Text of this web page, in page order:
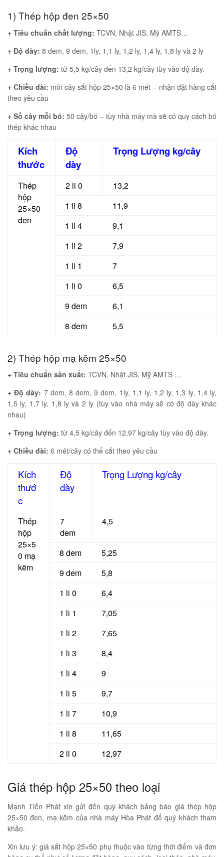
1) Thép hộp đen 25×50
+ Tiêu chuẩn chất lượng: TCVN, Nhật JIS, Mỹ AMTS…
+ Độ dày: 8 dem, 9 dem, 1ly, 1,1 ly, 1,2 ly, 1,4 ly, 1,8 ly và 2 ly
+ Trọng lượng: từ 5,5 kg/cây đến 13,2 kg/cây tùy vào độ dày.
+ Chiều dài: mỗi cây sắt hộp 25×50 là 6 mét – nhận đặt hàng cắt
theo yêu cầu
+ Số cây mỗi bó: 50 cây/bó – tùy nhà máy mà sẽ có quy cách bó
thép khác nhau
Kích
thước
Độ
dày
Trọng Lượng kg/cây
Thép
hộp
25×50
đen
2 li 0
13,2
1 li 8
11,9
1 li 4
9,1
1 li 2
7,9
1 li 1
7
1 li 0
6,5
9 dem
6,1
8 dem
5,5
2) Thép hộp mạ kẽm 25×50
+ Tiêu chuẩn sản xuất: TCVN, Nhật JIS, Mỹ AMTS …
+ Độ dày: 7 dem, 8 dem, 9 dem, 1ly, 1,1 ly, 1,2 ly, 1,3 ly, 1,4 ly,
1,5 ly, 1,7 ly, 1,8 ly và 2 ly (tùy vào nhà máy sẽ có độ dày khác
nhau)
+ Trọng lượng: từ 4,5 kg/cây đến 12,97 kg/cây tùy vào độ dày.
+ Chiều dài: 6 mét/cây có thể cắt theo yêu cầu
Kích
thướ
c
Độ
dày
Trọng Lượng kg/cây
Thép
hộp
25×5
0 mạ
kẽm
7
dem
4,5
8 dem
5,25
9 dem
5,8
1 li 0
6,4
1 li 1
7,05
1 li 2
7,65
1 li 3
8,4
1 li 4
9
1 li 5
9,7
1 li 7
10,9
1 li 8
11,65
2 li 0
12,97
Giá thép hộp 25×50 theo loại
Mạnh Tiến Phát xin gửi đến quý khách bảng báo giá thép hộp
25×50 đen, mạ kẽm của nhà máy Hòa Phát để quý khách tham
khảo.
Xin lưu ý: giá sắt hộp 25×50 phụ thuộc vào từng thời điểm và đơn